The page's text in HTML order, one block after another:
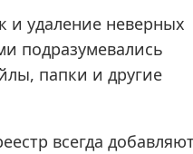
и удаление неверных
подразумевались
папки и другие
всегда